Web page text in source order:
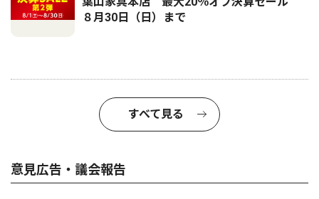
８月30日（日）まで
すべて見る
意見広告・議会報告